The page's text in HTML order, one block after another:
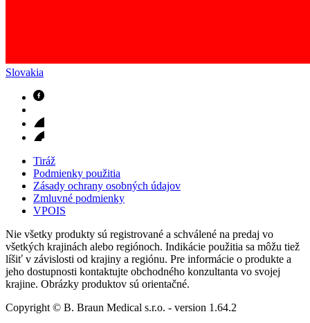
Slovakia
Tiráž
Podmienky použitia
Zásady ochrany osobných údajov
Zmluvné podmienky
VPOIS
Nie všetky produkty sú registrované a schválené na predaj vo
všetkých krajinách alebo regiónoch. Indikácie použitia sa môžu tiež
líšiť v závislosti od krajiny a regiónu. Pre informácie o produkte a
jeho dostupnosti kontaktujte obchodného konzultanta vo svojej
krajine. Obrázky produktov sú orientačné.
Copyright © B. Braun Medical s.r.o. - version 1.64.2